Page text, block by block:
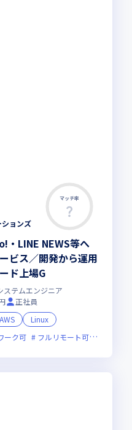
マッチ率
ョンズ
・LINE NEWS等へ
ビス／開発から運用
ド上場G
ステムエンジニア
正社員
AWS
Linux
ーク可 フルリモート可